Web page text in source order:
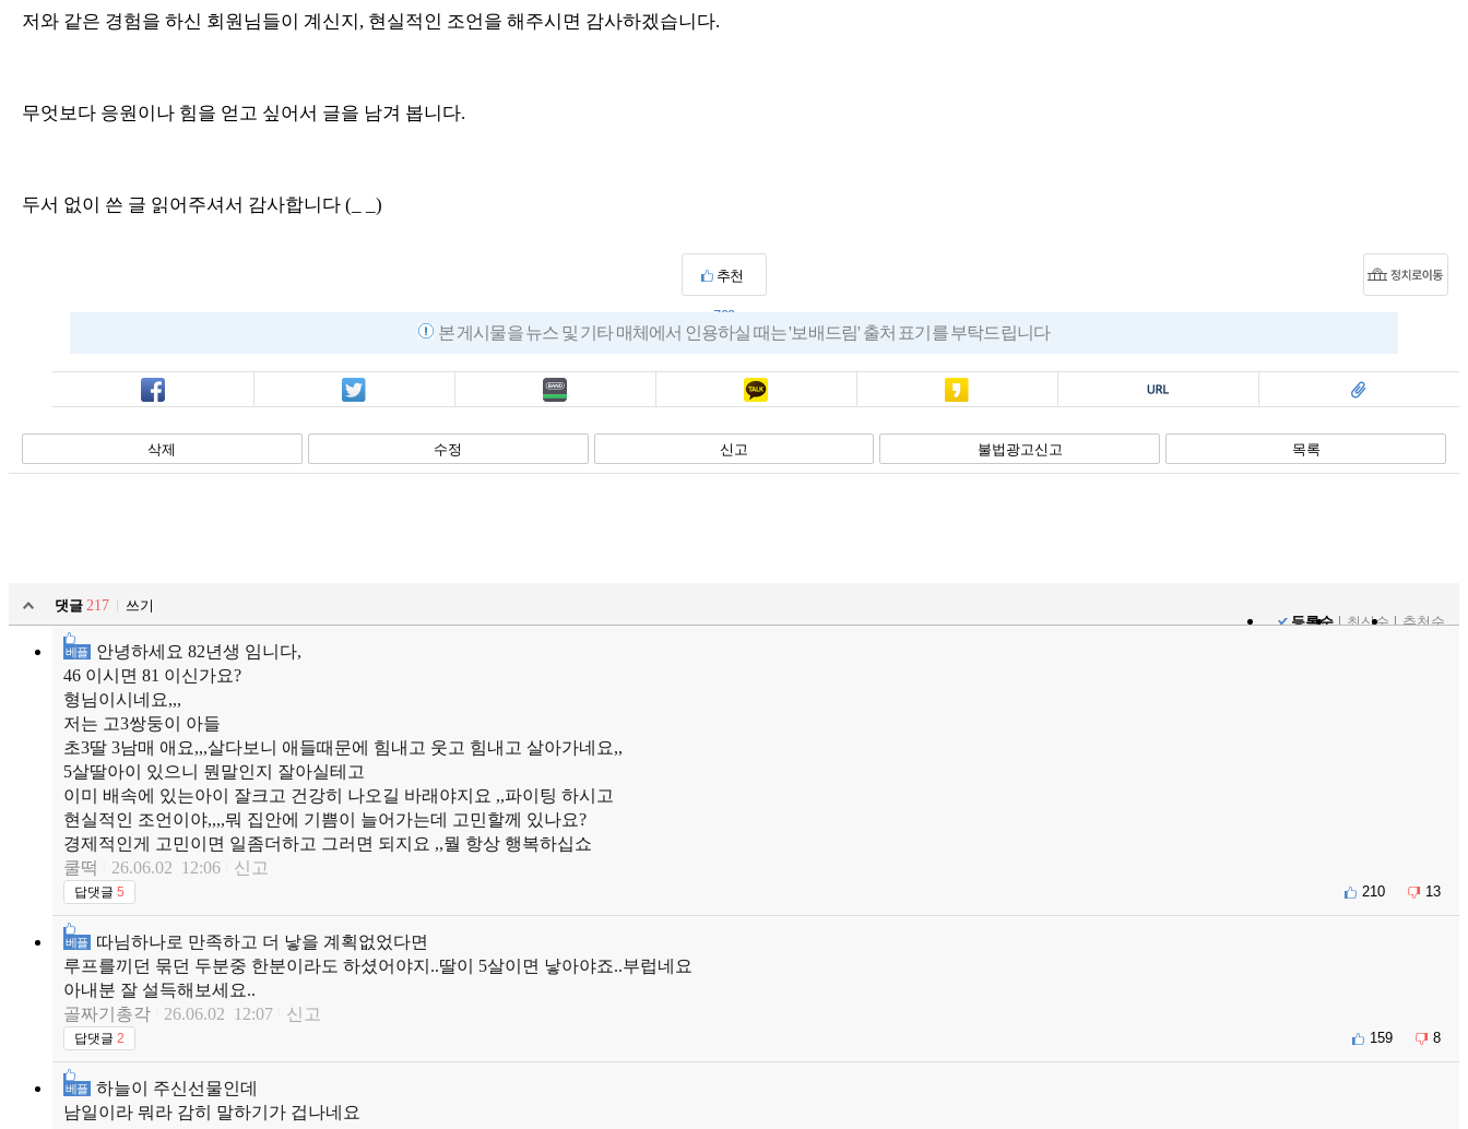
저와 같은 경험을 하신 회원님들이 계신지, 현실적인 조언을 해주시면 감사하겠습니다.
무엇보다 응원이나 힘을 얻고 싶어서 글을 남겨 봅니다.
두서 없이 쓴 글 읽어주셔서 감사합니다 (_ _)
추천
790
본 게시물을 뉴스 및 기타 매체에서 인용하실 때는 '보배드림' 출처 표기를 부탁드립니다
페북 트윗 밴드 카톡 카스 복사 스크랩
삭제 수정 신고 불법광고신고 목록
댓글 217
쓰기
등록순
최신순 추천순
베플
안녕하세요 82년생 임니다,
46 이시면 81 이신가요?
형님이시네요,,,
저는 고3쌍둥이 아들
초3딸 3남매 애요,,,살다보니 애들때문에 힘내고 웃고 힘내고 살아가네요,,
5살딸아이 있으니 뭔말인지 잘아실테고
이미 배속에 있는아이 잘크고 건강히 나오길 바래야지요 ,,파이팅 하시고
현실적인 조언이야,,,,뭐 집안에 기쁨이 늘어가는데 고민할께 있나요?
경제적인게 고민이면 일좀더하고 그러면 되지요 ,,뭘 항상 행복하십쇼
쿨떡
26.06.02 12:06 신고
답댓글 5 210 13
베플
따님하나로 만족하고 더 낳을 계획없었다면
루프를끼던 묶던 두분중 한분이라도 하셨어야지..딸이 5살이면 낳아야죠..부럽네요
아내분 잘 설득해보세요..
골짜기총각
26.06.02 12:07 신고
답댓글 2 159 8
베플
하늘이 주신선물인데
남일이라 뭐라 감히 말하기가 겁나네요